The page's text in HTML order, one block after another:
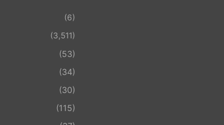
(6)
(3,511)
(53)
(34)
(30)
(115)